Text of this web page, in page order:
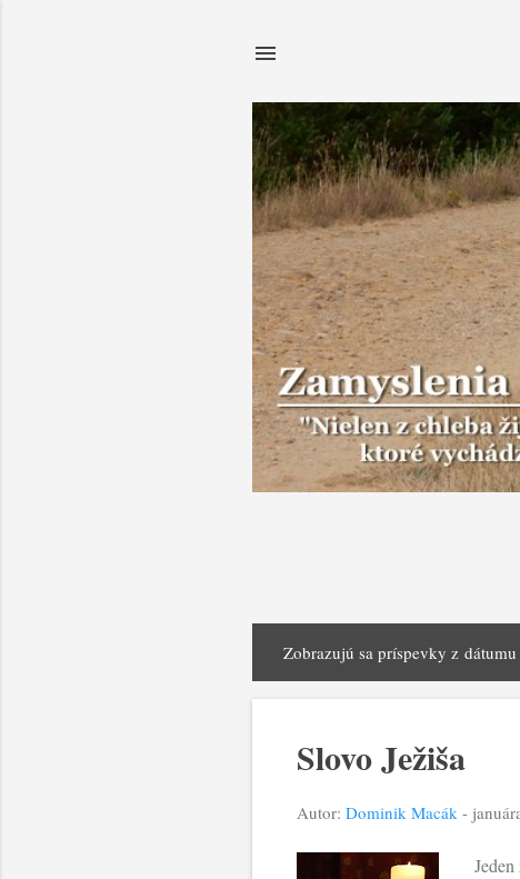
r
Zobrazujú sa príspevky z dátumu
Slovo Ježiša
Autor: Dominik Macák -